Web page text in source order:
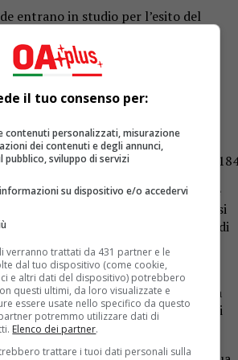
entrano in studio per l’esito del
la casa
della casa, tutte le donne si
lui ha una predilezione speciale per
status/
Manila in giardino dove le dice che
che spesso la chiama dimenticandosi
del Grande Fratello Vip…le consiglia di
con più leggerezza
mystery room dove le viene
con Katia e Soleil che la
che oramai sono lontane anni
il tuo consenso per:
contenuti personalizzati, misurazione
dei contenuti e degli annunci,
pubblico, sviluppo di servizi
su dispositivo e/o accedervi
verranno trattati da 431 partner e le
dal tuo dispositivo (come cookie,
e altri dati del dispositivo) potrebbero
questi ultimi, da loro visualizzate e
essere usate nello specifico da questo
potremmo utilizzare dati di
Elenco dei partner.
trattare i tuoi dati personali sulla